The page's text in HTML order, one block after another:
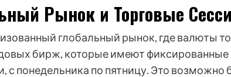
Рынок и Торговые
глобальный рынок, где валюты
бирж, которые имеют
с понедельника по пятницу. Это возможно